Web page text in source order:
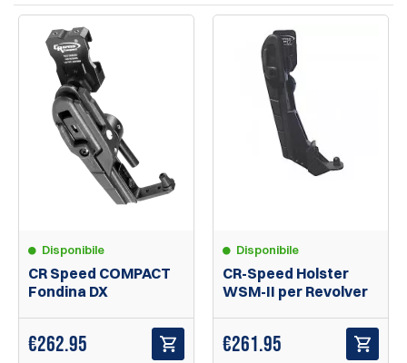
Disponibile
CR Speed COMPACT
Fondina DX
€262.95
Disponibile
CR-Speed Holster
WSM-II per Revolver
€261.95